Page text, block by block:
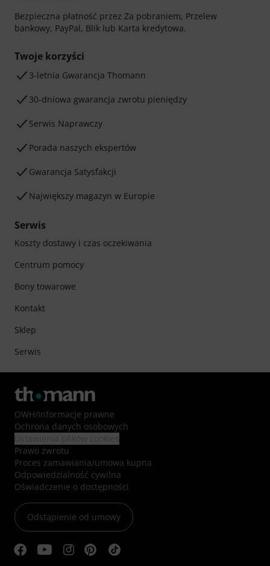
Bezpieczna płatność przez Za pobraniem, Przelew
bankowy, PayPal, Blik lub Karta kredytowa.
Twoje korzyści
3-letnia Gwarancja Thomann
30-dniowa gwarancja zwrotu pieniędzy
Serwis Naprawczy
Porada naszych ekspertów
Gwarancja Satysfakcji
Największy magazyn w Europie
Serwis
Koszty dostawy i czas oczekiwania
Centrum pomocy
Bony towarowe
Kontakt
Sklep
Serwis
OWH/Informacje prawne
Ochrona danych osobowych
Prawo zwrotu
Proces zamawiania/umowa kupna
Odpowiedzialność cywilna
Oświadczenie o dostępności
Odstąpienie od umowy